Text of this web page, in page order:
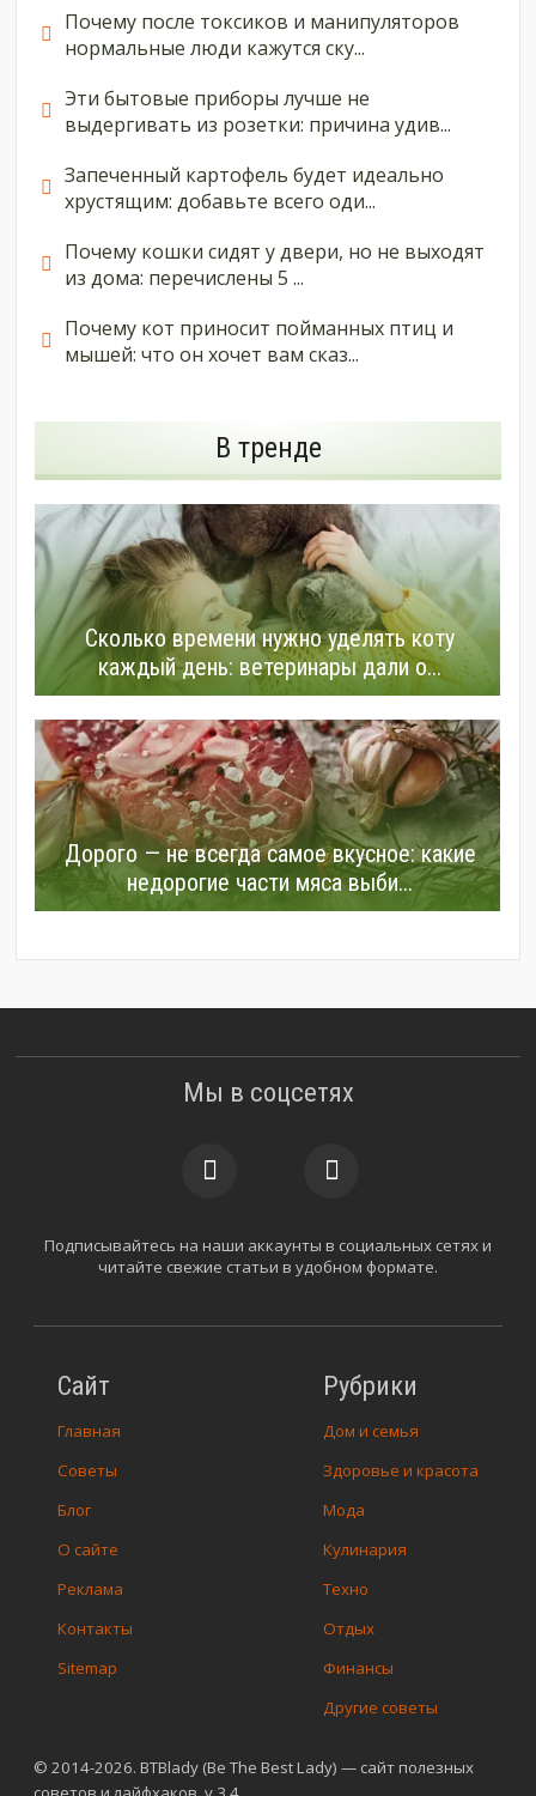
Почему после токсиков и манипуляторов
нормальные люди кажутся ску...
Эти бытовые приборы лучше не
выдергивать из розетки: причина удив...
Запеченный картофель будет идеально
хрустящим: добавьте всего оди...
Почему кошки сидят у двери, но не выходят
из дома: перечислены 5 ...
Почему кот приносит пойманных птиц и
мышей: что он хочет вам сказ...
В тренде
Сколько времени нужно уделять коту
каждый день: ветеринары дали о...
Дорого — не всегда самое вкусное: какие
недорогие части мяса выби...
© 2014-2026. BTBlady (Be The Best Lady) — сайт полезных
Сайт
Главная
Советы
Блог
О сайте
Реклама
Контакты
Sitemap
Рубрики
Дом и семья
Здоровье и красота
Мода
Кулинария
Техно
Отдых
Финансы
Другие советы
Мы в соцсетях
Подписывайтесь на наши аккаунты в социальных сетях и
читайте свежие статьи в удобном формате.